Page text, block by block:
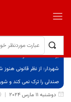
برگ نخست
نوشته‌ها
شهردار: از نظر قانونی
صندلی را ترک نمی کند و
دوشنبه 11 مارس 2024